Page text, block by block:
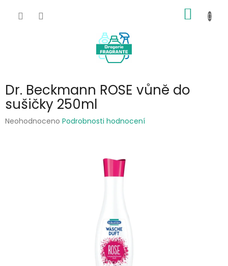
KOŠÍK
Dr. Beckmann ROSE vůně do
sušičky 250ml
Průměrné
Neohodnoceno Podrobnosti hodnocení